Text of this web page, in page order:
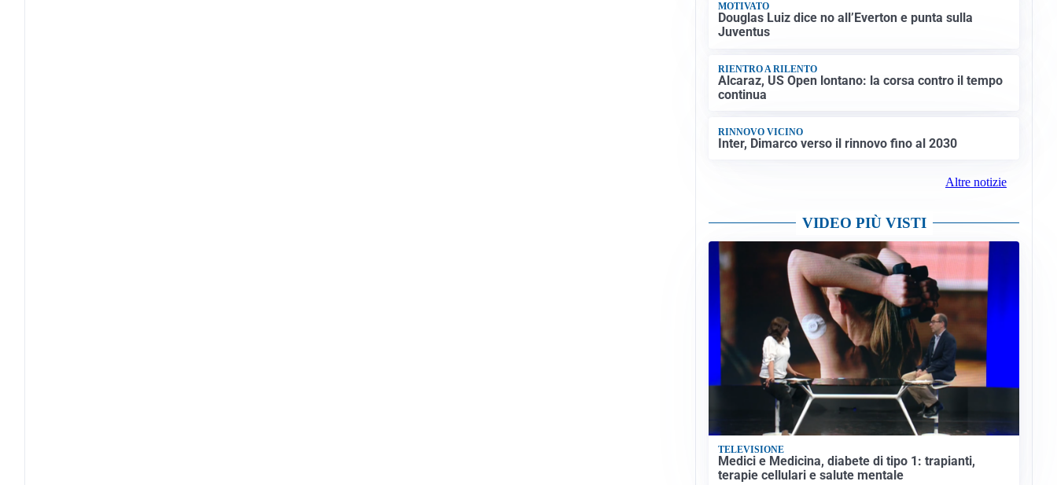
MOTIVATO
Douglas Luiz dice no all’Everton e punta sulla
Juventus
RIENTRO A RILENTO
Alcaraz, US Open lontano: la corsa contro il tempo
continua
RINNOVO VICINO
Inter, Dimarco verso il rinnovo fino al 2030
Altre notizie
VIDEO PIÙ VISTI
TELEVISIONE
Medici e Medicina, diabete di tipo 1: trapianti,
terapie cellulari e salute mentale